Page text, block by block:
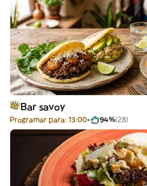
Bar savoy
Programar para: 13:00 94%(28)